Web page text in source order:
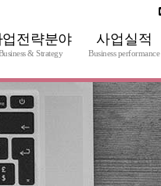
업전략분야
& Strategy
제품소개
협력업체
사업실적
Business performance
사업실적
IT 갤러리